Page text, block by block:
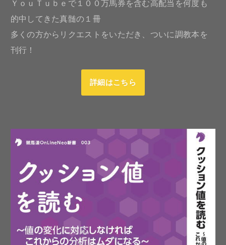
ＹｏｕＴｕｂｅで１００万馬券を含む高配当を何度も
的中してきた真髄の１冊
多くの方からリクエストをいただき、ついに調教本を
刊行！
詳細はこちら